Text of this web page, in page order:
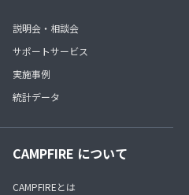
説明会・相談会
サポートサービス
実施事例
統計データ
CAMPFIRE について
CAMPFIREとは